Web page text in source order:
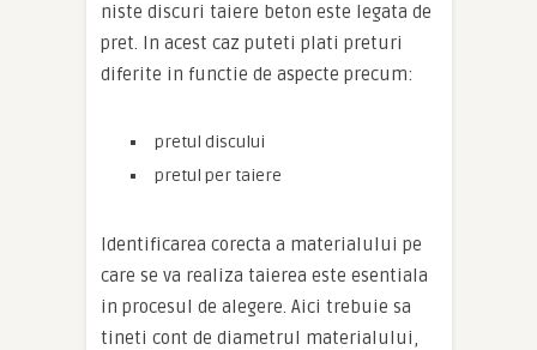
niste discuri taiere beton este legata de
pret. In acest caz puteti plati preturi
diferite in functie de aspecte precum:
pretul discului
pretul per taiere
Identificarea corecta a materialului pe
care se va realiza taierea este esentiala
in procesul de alegere. Aici trebuie sa
tineti cont de diametrul materialului,